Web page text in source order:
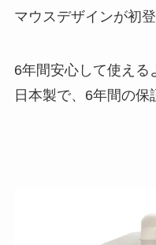
マウスデザインが初登
6年間安心して使える
日本製で、6年間の保